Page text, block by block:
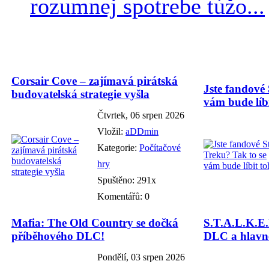
rozumnej spotrebe túžo...
Corsair Cove – zajímavá pirátská
budovatelská strategie vyšla
Čtvrtek, 06 srpen 2026
Vložil: aDDmin
Kategorie: Počítačové
hry
Spuštěno: 291x
Komentářů: 0
Jste
vám bude
Mafia: The Old Country se dočká
příběhového DLC!
Pondělí, 03 srpen 2026
DLC a